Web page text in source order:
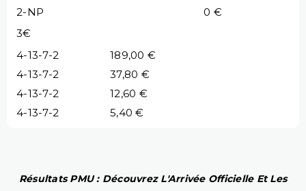
2-NP
0 €
3€
4-13-7-2
189,00 €
4-13-7-2
37,80 €
4-13-7-2
12,60 €
4-13-7-2
5,40 €
Résultats PMU : Découvrez L'Arrivée Officielle Et Les